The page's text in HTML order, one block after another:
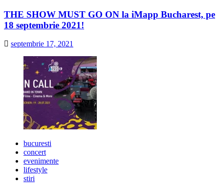
THE SHOW MUST GO ON la iMapp Bucharest, pe
18 septembrie 2021!
septembrie 17, 2021
bucuresti
concert
evenimente
lifestyle
stiri